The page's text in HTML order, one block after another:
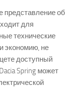
представление об
для
технические
экономию, не
доступный
Spring может